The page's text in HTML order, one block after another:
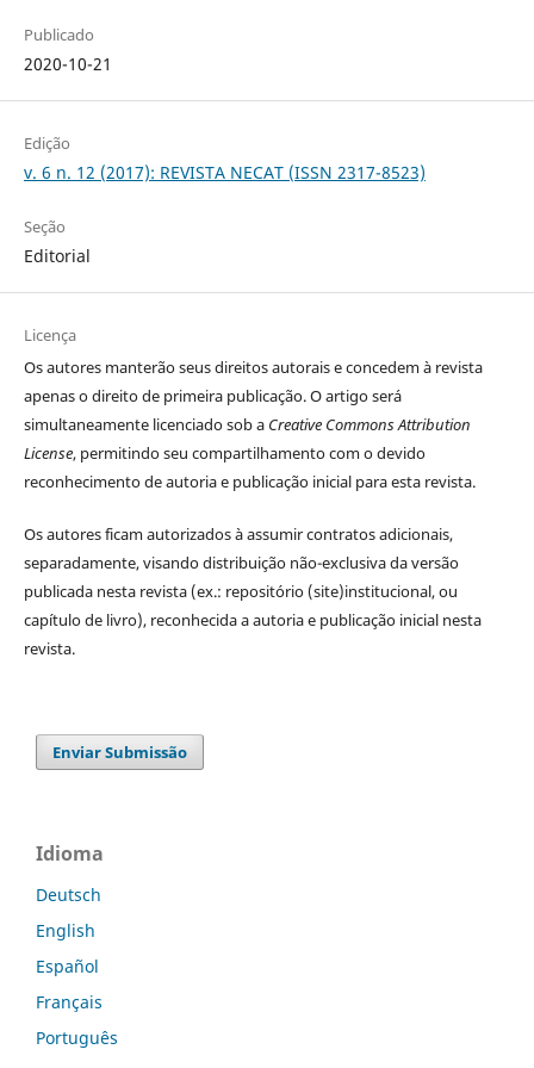
Publicado
2020-10-21
Edição
v. 6 n. 12 (2017): REVISTA NECAT (ISSN 2317-8523)
Seção
Editorial
Licença
Os autores manterão seus direitos autorais e concedem à revista
apenas o direito de primeira publicação. O artigo será
simultaneamente licenciado sob aCreative Commons Attribution
License, permitindo seu compartilhamento com o devido
reconhecimento de autoria e publicação inicial para esta revista.
Os autores ficam autorizados à assumir contratos adicionais,
separadamente, visando distribuição não-exclusiva da versão
publicada nesta revista (ex.: repositório (site)institucional, ou
capítulo de livro), reconhecida a autoria e publicação inicial nesta
revista.
Enviar Submissão
Idioma
Deutsch
English
Español
Français
Português